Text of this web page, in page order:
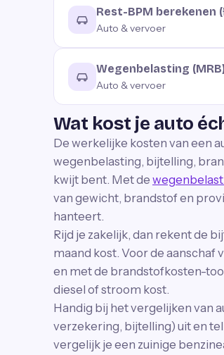
Rest-BPM
Auto & vervoer
Wegenbelasting
Auto & vervoer
Wat kost je auto
De werkelijke kosten van een
wegenbelasting, bijtelling,
kwijt bent. Met de
van gewicht, brandstof en
hanteert.
Rijd je zakelijk, dan rekent de
maand kost. Voor de aanschaf
en met de brandstofkosten-
diesel of stroom kost.
Handig bij het vergelijken van
verzekering, bijtelling) uit en
vergelijk je een zuinige